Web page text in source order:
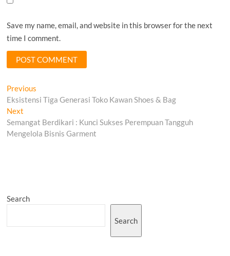
Save my name, email, and website in this browser for the next
time I comment.
Post
navigation
Previous
post:
Eksistensi Tiga Generasi Toko Kawan Shoes & Bag
Next
post:
Semangat Berdikari : Kunci Sukses Perempuan Tangguh
Mengelola Bisnis Garment
Search
Search